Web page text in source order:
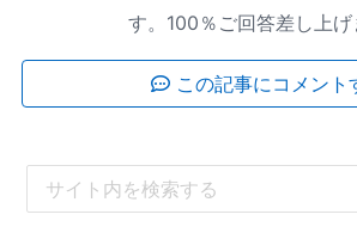
す。100％ご回答差し上げ
この記事にコメント